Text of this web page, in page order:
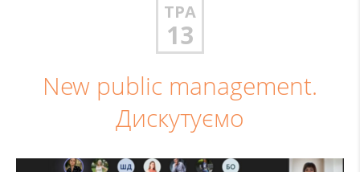
ТРА
13
New public management.
Дискутуємо